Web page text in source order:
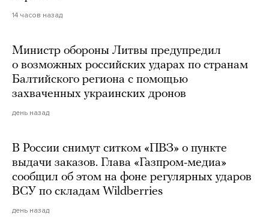
14 часов назад
Министр обороны Литвы предупредил
о возможных российских ударах по странам
Балтийского региона с помощью
захваченных украинских дронов
день назад
В России снимут ситком «ПВЗ» о пункте
выдачи заказов. Глава «Газпром-медиа»
сообщил об этом на фоне регулярных ударов
ВСУ по складам Wildberries
день назад